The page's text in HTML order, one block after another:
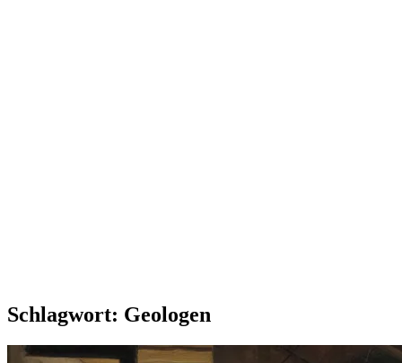
Schlagwort: Geologen